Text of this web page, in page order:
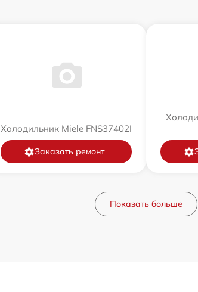
Холодильник Miele FNS37402I
Заказать ремонт
Показать больше